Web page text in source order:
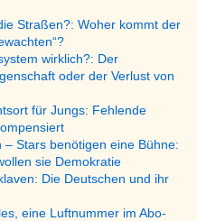
Straßen?: Woher kommt der
wirklich?: Der
oder der Verlust von
für Jungs: Fehlende
Stars benötigen eine Bühne:
sie Demokratie
Die Deutschen und ihr
eine Luftnummer im Abo-